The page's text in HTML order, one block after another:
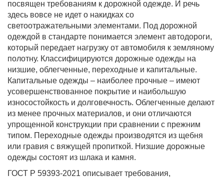
посвящен требованиям к дорожной одежде. И речь
здесь вовсе не идет о накидках со
светоотражательными элементами. Под дорожной
одеждой в стандарте понимается элемент автодороги,
который передает нагрузку от автомобиля к земляному
полотну. Классифицируются дорожные одежды на
низшие, облегченные, переходные и капитальные.
Капитальные одежды – наиболее прочные – имеют
усовершенствованное покрытие и наибольшую
износостойкость и долговечность. Облегченные делают
из менее прочных материалов, и они отличаются
упрощенной конструкции при сравнении с прежним
типом. Переходные одежды производятся из щебня
или гравия с вяжущей пропиткой. Низшие дорожные
одежды состоят из шлака и камня.
ГОСТ Р 59393-2021 описывает требования,